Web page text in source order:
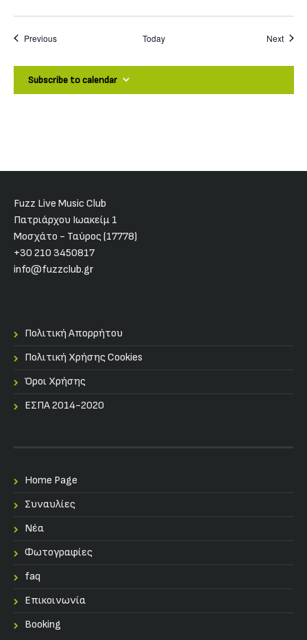
PreviousEvents Today Next
Subscribe to calendar
Fuzz Live Music Club
Πατριάρχου Ιωακείμ 1
Μοσχάτο - Ταύρος (17778)
+30 210 3450817
info@fuzzclub.gr
Πολιτική Απορρήτου
Πολιτική Χρήσης Cookies
Όροι Χρήσης
ΕΣΠΑ 2014-2020
Home Page
Συναυλίες
Nέα
Φωτογραφίες
faq
Επικοινωνία
Booking